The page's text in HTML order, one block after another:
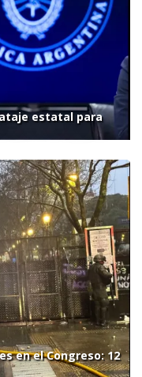
estatal para
en el Congreso: 12